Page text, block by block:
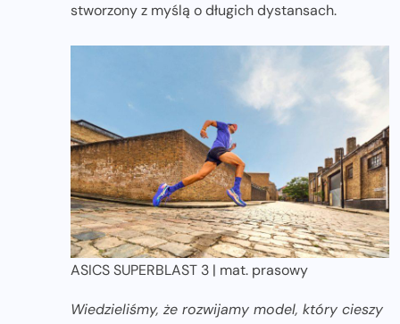
stworzony z myślą o długich dystansach.
ASICS SUPERBLAST 3 | mat. prasowy
Wiedzieliśmy, że rozwijamy model, który cieszy